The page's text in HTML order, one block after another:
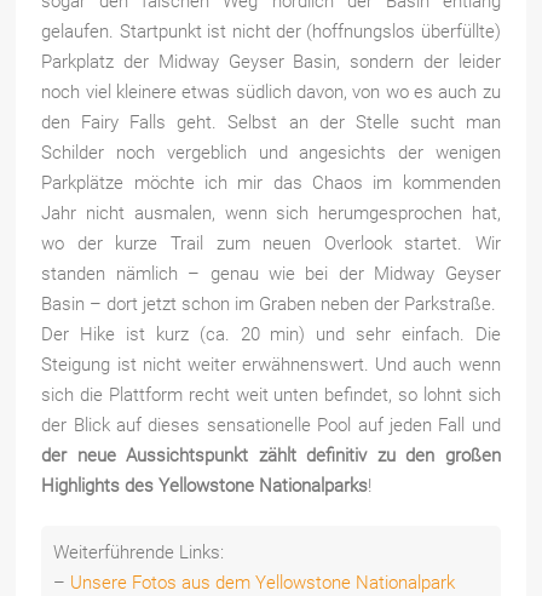
gelaufen. Startpunkt ist nicht der (hoffnungslos überfüllte)
Parkplatz der Midway Geyser Basin, sondern der leider
noch viel kleinere etwas südlich davon, von wo es auch zu
den Fairy Falls geht. Selbst an der Stelle sucht man
Schilder noch vergeblich und angesichts der wenigen
Parkplätze möchte ich mir das Chaos im kommenden
Jahr nicht ausmalen, wenn sich herumgesprochen hat,
wo der kurze Trail zum neuen Overlook startet. Wir
standen nämlich – genau wie bei der Midway Geyser
Basin – dort jetzt schon im Graben neben der Parkstraße.
Der Hike ist kurz (ca. 20 min) und sehr einfach. Die
Steigung ist nicht weiter erwähnenswert. Und auch wenn
sich die Plattform recht weit unten befindet, so lohnt sich
der Blick auf dieses sensationelle Pool auf jeden Fall und
der neue Aussichtspunkt zählt definitiv zu den großen
Highlights des Yellowstone Nationalparks!
Weiterführende Links:
– Unsere Fotos aus dem Yellowstone Nationalpark